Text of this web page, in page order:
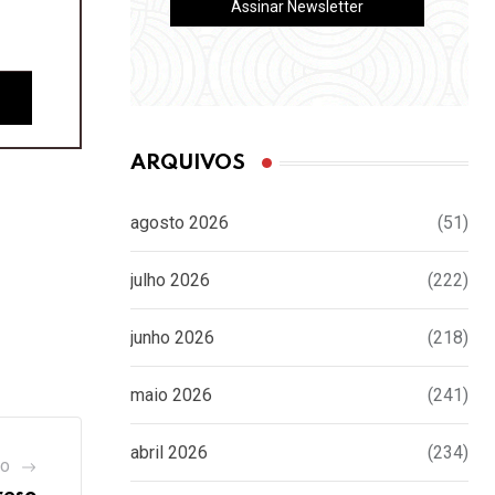
ARQUIVOS
agosto 2026 (51)
julho 2026 (222)
junho 2026 (218)
maio 2026 (241)
abril 2026 (234)